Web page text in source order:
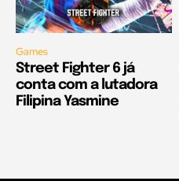
Games
Street Fighter 6 já
conta com a lutadora
Filipina Yasmine